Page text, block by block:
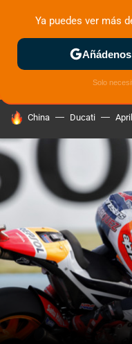
ZONA DE PRUEBAS
HOY SE HABLA DE
China Ducati
Ya puedes ver más
Solo